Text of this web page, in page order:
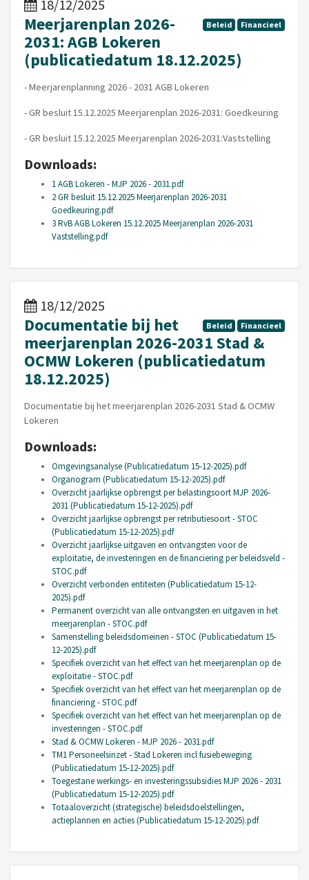
18/12/2025
Beleid Financieel
Meerjarenplan 2026-
2031: AGB Lokeren
(publicatiedatum 18.12.2025)
- Meerjarenplanning 2026 - 2031 AGB Lokeren
- GR besluit 15.12.2025 Meerjarenplan 2026-2031: Goedkeuring
- GR besluit 15.12.2025 Meerjarenplan 2026-2031:Vaststelling
Downloads:
1 AGB Lokeren - MJP 2026 - 2031.pdf
2 GR besluit 15.12.2025 Meerjarenplan 2026-2031
Goedkeuring.pdf
3 RvB AGB Lokeren 15.12.2025 Meerjarenplan 2026-2031
Vaststelling.pdf
18/12/2025
Beleid Financieel
Documentatie bij het
meerjarenplan 2026-2031 Stad &
OCMW Lokeren (publicatiedatum
18.12.2025)
Documentatie bij het meerjarenplan 2026-2031 Stad & OCMW
Lokeren
Downloads:
Omgevingsanalyse (Publicatiedatum 15-12-2025).pdf
Organogram (Publicatiedatum 15-12-2025).pdf
Overzicht jaarlijkse opbrengst per belastingsoort MJP 2026-
2031 (Publicatiedatum 15-12-2025).pdf
Overzicht jaarlijkse opbrengst per retributiesoort - STOC
(Publicatiedatum 15-12-2025).pdf
Overzicht jaarlijkse uitgaven en ontvangsten voor de
exploitatie, de investeringen en de financiering per beleidsveld -
STOC.pdf
Overzicht verbonden entiteiten (Publicatiedatum 15-12-
2025).pdf
Permanent overzicht van alle ontvangsten en uitgaven in het
meerjarenplan - STOC.pdf
Samenstelling beleidsdomeinen - STOC (Publicatiedatum 15-
12-2025).pdf
Specifiek overzicht van het effect van het meerjarenplan op de
exploitatie - STOC.pdf
Specifiek overzicht van het effect van het meerjarenplan op de
financiering - STOC.pdf
Specifiek overzicht van het effect van het meerjarenplan op de
investeringen - STOC.pdf
Stad & OCMW Lokeren - MJP 2026 - 2031.pdf
TM1 Personeelsinzet - Stad Lokeren incl fusiebeweging
(Publicatiedatum 15-12-2025).pdf
Toegestane werkings- en investeringssubsidies MJP 2026 - 2031
(Publicatiedatum 15-12-2025).pdf
Totaaloverzicht (strategische) beleidsdoelstellingen,
actieplannen en acties (Publicatiedatum 15-12-2025).pdf